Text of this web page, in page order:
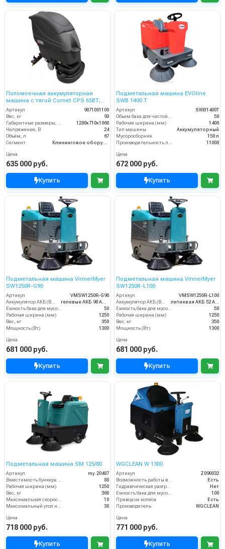
Поломоечная аккумуляторная
машина с тягой Comet CPS 65BT;
без АКБ и ЗУ
Артикул
9071001100
Вес, кг
93
1280x710x1060
Напряжение, В
24
Объём, л
67
Сегмент
Цена
635 000 руб.
Купить
Подметальная машина EVOline
SWB 1400 T
Артикул
SWB1400T
50
Рабочая ширина (мм)
1400
Тип машины
Аккумуляторный
Мусоросборник
150 л
11000
Цена
672 000 руб.
Купить
Подметальная машина VinnerMyer
SW1250R-G90
Артикул
VMSW1250R-G90
50
Рабочая ширина (мм)
1250
Вес, кг
350
Мощность (Вт)
1300
Цена
681 000 руб.
Купить
Подметальная машина VinnerMyer
SW1250R-L100
Артикул
VMSW1250R-L100
литиевая АКБ 52 Ач С2
50
Рабочая ширина (мм)
1250
Вес, кг
350
Мощность (Вт)
1300
Цена
681 000 руб.
Купить
Подметальная машина SM 125/80
Артикул
my.20487
Вместимость бункера (л)
80
Рабочая ширина (мм)
1250
Вес, кг
360
Максимальная скорость движения (км/ч)
10
Максимальный угол наклона (%)
30
Цена
718 000 руб.
Купить
WGCLEAN W 1300
Артикул
Z090032
Возможность работы внутри помещения
Есть
Гидравлическая разгрузка
Нет
Емкость бака для мусора (л)
100
Привод на колёса
Есть
Производитель
WGCLEAN
Цена
771 000 руб.
Купить